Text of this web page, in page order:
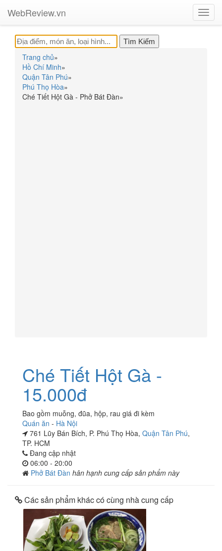
WebReview.vn
Trang chủ»
Hồ Chí Minh»
Quận Tân Phú»
Phú Thọ Hòa»
Ché Tiết Hột Gà - Phở Bát Đàn»
Ché Tiết Hột Gà -
15.000đ
Bao gồm muỗng, đũa, hộp, rau giá đi kèm
Quán ăn - Hà Nội
761 Lũy Bán Bích, P. Phú Thọ Hòa, Quận Tân Phú,
TP. HCM
Đang cập nhật
06:00 - 20:00
Phở Bát Đàn hân hạnh cung cấp sản phẩm này
Các sản phẩm khác có cùng nhà cung cấp